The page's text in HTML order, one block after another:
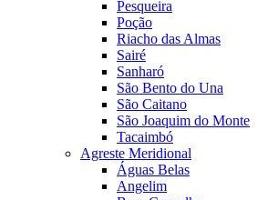
Pesqueira
Poção
Riacho das Almas
Sairé
Sanharó
São Bento do Una
São Caitano
São Joaquim do Monte
Tacaimbó
Agreste Meridional
Águas Belas
Angelim